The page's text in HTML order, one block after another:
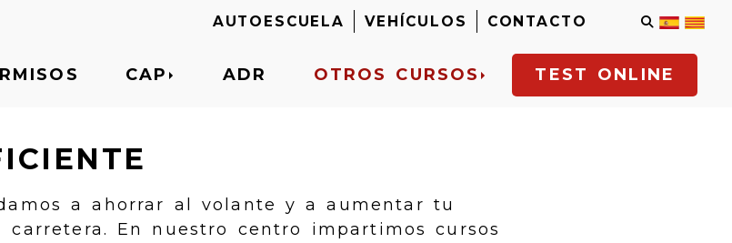
AUTOESCUELA VEHÍCULOS CONTACTO
CAP ADR OTROS CURSOS TEST ONLINE
a ahorrar al volante y a aumentar tu
En nuestro centro impartimos cursos